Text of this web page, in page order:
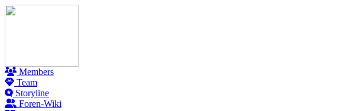
Members
Team
Storyline
Foren-Wiki